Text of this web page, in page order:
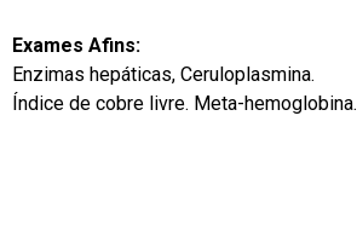
Exames Afins:
Enzimas hepáticas, Ceruloplasmina.
Índice de cobre livre. Meta-hemoglobina.